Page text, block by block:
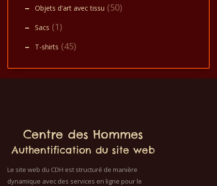
Objets d'art avec tissu (50)
Sacs (1)
T-shirts (45)
Centre des Hommes
Authentification du site web
Le site web du CDH est structuré de manière
dynamique avec des services en ligne pour le